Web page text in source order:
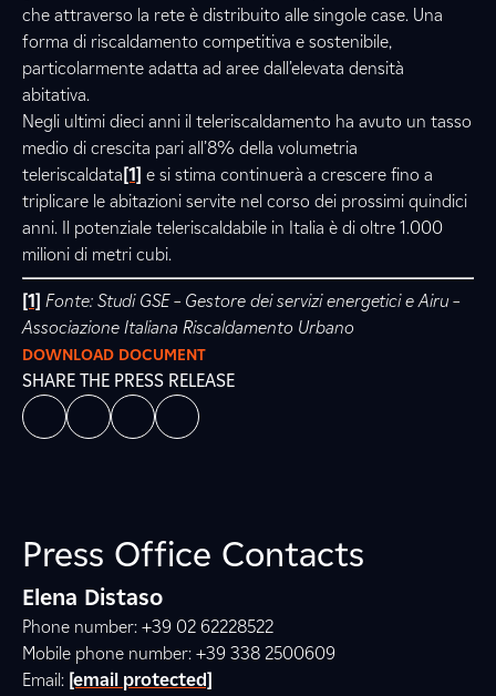
che attraverso la rete è distribuito alle singole case. Una
forma di riscaldamento competitiva e sostenibile,
particolarmente adatta ad aree dall’elevata densità
abitativa.
Negli ultimi dieci anni il teleriscaldamento ha avuto un tasso
medio di crescita pari all’8% della volumetria
teleriscaldata[1] e si stima continuerà a crescere fino a
triplicare le abitazioni servite nel corso dei prossimi quindici
anni. Il potenziale teleriscaldabile in Italia è di oltre 1.000
milioni di metri cubi.
[1] Fonte: Studi GSE – Gestore dei servizi energetici e Airu –
Associazione Italiana Riscaldamento Urbano
DOWNLOAD DOCUMENT
SHARE THE PRESS RELEASE
Press Office Contacts
Elena Distaso
Phone number: +39 02 62228522
Mobile phone number: +39 338 2500609
Email: [email protected]